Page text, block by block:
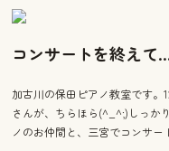
コンサートを終えて
加古川の保田ピアノ教室です。
さんが、ちらほら(^_^;)しっか
ノのお仲間と、三宮でコンサー